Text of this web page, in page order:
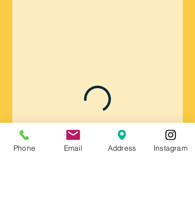
Phone Email Address Instagram